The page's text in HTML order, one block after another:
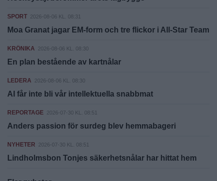
SPORT 2026-08-06 KL. 08:31
Moa Granat jagar EM-form och tre flickor i All-Star Team
KRÖNIKA 2026-08-06 KL. 08:30
En plan bestående av kartnålar
LEDERA 2026-08-06 KL. 08:30
AI får inte bli vår intellektuella snabbmat
REPORTAGE 2026-07-30 KL. 08:51
Anders passion för surdeg blev hemmabageri
NYHETER 2026-07-30 KL. 08:51
Lindholmsbon Tonjes säkerhetsnålar har hittat hem